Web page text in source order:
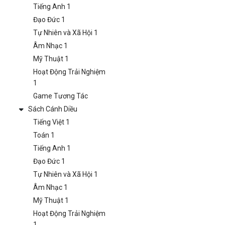
Tiếng Anh 1
Đạo Đức 1
Tự Nhiên và Xã Hội 1
Âm Nhạc 1
Mỹ Thuật 1
Hoạt Động Trải Nghiệm
1
Game Tương Tác
Sách Cánh Diều
Tiếng Việt 1
Toán 1
Tiếng Anh 1
Đạo Đức 1
Tự Nhiên và Xã Hội 1
Âm Nhạc 1
Mỹ Thuật 1
Hoạt Động Trải Nghiệm